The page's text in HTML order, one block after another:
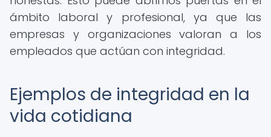
ámbito laboral y profesional, ya que las
empresas y organizaciones valoran a los
empleados que actúan con integridad.
Ejemplos de integridad en la
vida cotidiana